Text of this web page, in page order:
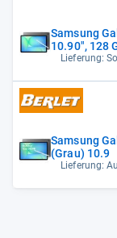
Samsung
10.90", 128
Lieferung:
Samsung
(Grau) 10.9
Lieferung: